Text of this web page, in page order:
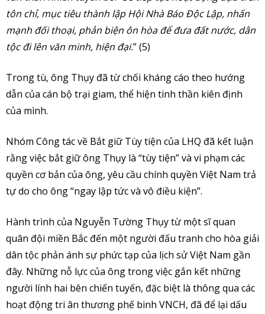
tôn chỉ, mục tiêu thành lập Hội Nhà Báo Độc Lập, nhấn
mạnh đối thoại, phản biện ôn hòa để đưa đất nước, dân
tộc đi lên văn minh, hiện đại.” (5)
Trong tù, ông Thụy đã từ chối kháng cáo theo hướng
dẫn của cán bộ trại giam, thể hiện tinh thần kiên định
của mình.
Nhóm Công tác về Bắt giữ Tùy tiện của LHQ đã kết luận
rằng việc bắt giữ ông Thụy là “tùy tiện” và vi phạm các
quyền cơ bản của ông, yêu cầu chính quyền Việt Nam trả
tự do cho ông “ngay lập tức và vô điều kiện”.
Hành trình của Nguyễn Tường Thụy từ một sĩ quan
quân đội miền Bắc đến một người đấu tranh cho hòa giải
dân tộc phản ánh sự phức tạp của lịch sử Việt Nam gần
đây. Những nỗ lực của ông trong việc gắn kết những
người lính hai bên chiến tuyến, đặc biệt là thông qua các
hoạt động tri ân thương phế binh VNCH, đã để lại dấu